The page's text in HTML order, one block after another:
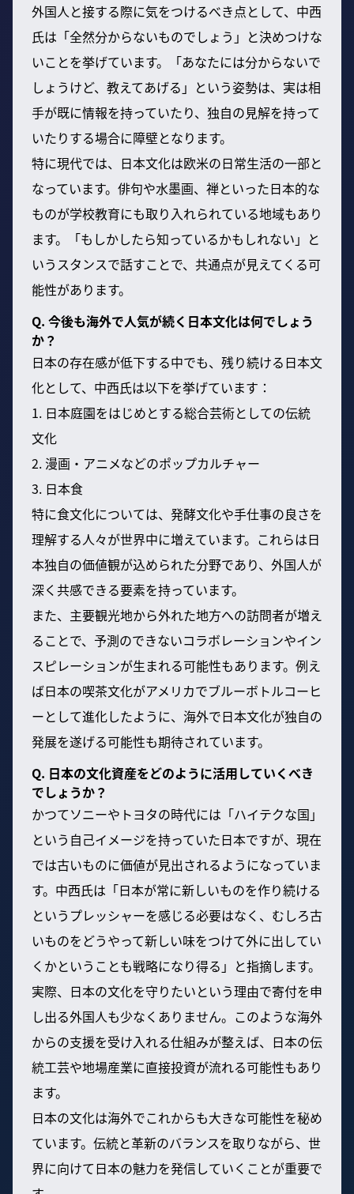
外国人と接する際に気をつけるべき点として、中西
氏は「全然分からないものでしょう」と決めつけな
いことを挙げています。「あなたには分からないで
しょうけど、教えてあげる」という姿勢は、実は相
手が既に情報を持っていたり、独自の見解を持って
いたりする場合に障壁となります。
特に現代では、日本文化は欧米の日常生活の一部と
なっています。俳句や水墨画、禅といった日本的な
ものが学校教育にも取り入れられている地域もあり
ます。「もしかしたら知っているかもしれない」と
いうスタンスで話すことで、共通点が見えてくる可
能性があります。
Q. 今後も海外で人気が続く日本文化は何でしょう
か？
日本の存在感が低下する中でも、残り続ける日本文
化として、中西氏は以下を挙げています：
1. 日本庭園をはじめとする総合芸術としての伝統
文化
2. 漫画・アニメなどのポップカルチャー
3. 日本食
特に食文化については、発酵文化や手仕事の良さを
理解する人々が世界中に増えています。これらは日
本独自の価値観が込められた分野であり、外国人が
深く共感できる要素を持っています。
また、主要観光地から外れた地方への訪問者が増え
ることで、予測のできないコラボレーションやイン
スピレーションが生まれる可能性もあります。例え
ば日本の喫茶文化がアメリカでブルーボトルコーヒ
ーとして進化したように、海外で日本文化が独自の
発展を遂げる可能性も期待されています。
Q. 日本の文化資産をどのように活用していくべき
でしょうか？
かつてソニーやトヨタの時代には「ハイテクな国」
という自己イメージを持っていた日本ですが、現在
では古いものに価値が見出されるようになっていま
す。中西氏は「日本が常に新しいものを作り続ける
というプレッシャーを感じる必要はなく、むしろ古
いものをどうやって新しい味をつけて外に出してい
くかということも戦略になり得る」と指摘します。
実際、日本の文化を守りたいという理由で寄付を申
し出る外国人も少なくありません。このような海外
からの支援を受け入れる仕組みが整えば、日本の伝
統工芸や地場産業に直接投資が流れる可能性もあり
ます。
日本の文化は海外でこれからも大きな可能性を秘め
ています。伝統と革新のバランスを取りながら、世
界に向けて日本の魅力を発信していくことが重要で